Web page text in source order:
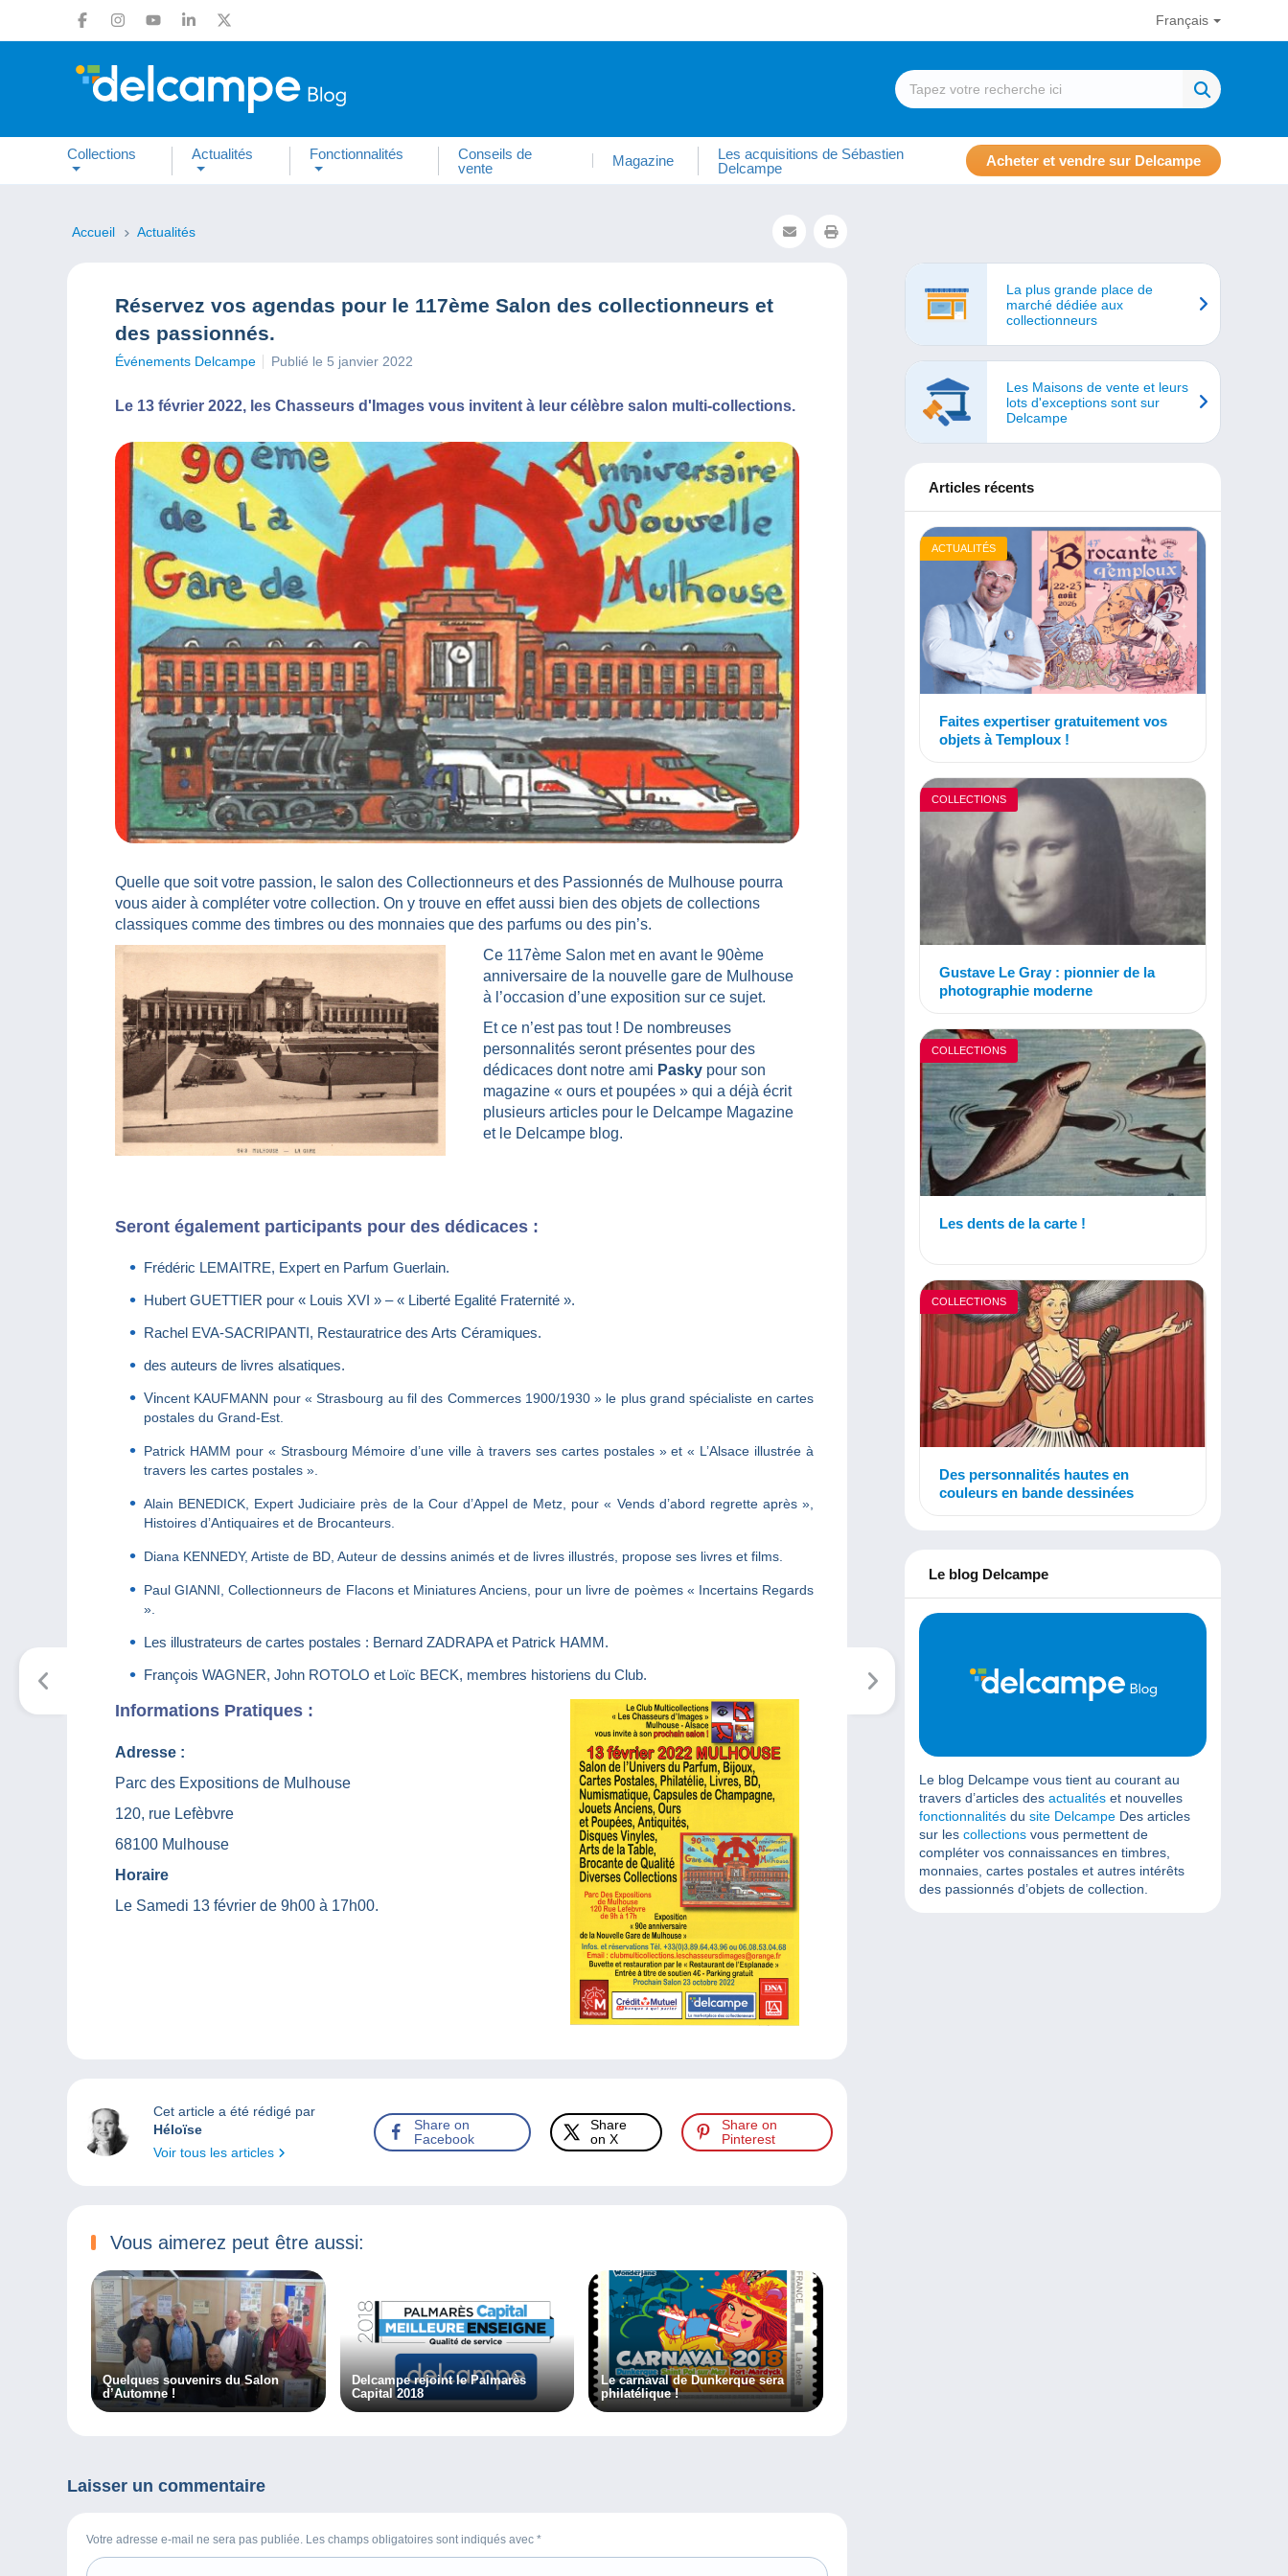
Français
Collections Actualités Fonctionnalités
Conseils de
vente
Magazine
Les acquisitions de Sébastien
Delcampe
Acheter et vendre sur Delcampe
Accueil Actualités
Réservez vos agendas pour le 117ème Salon des collectionneurs et
des passionnés.
Événements Delcampe Publié le 5 janvier 2022
Le 13 février 2022, les Chasseurs d'Images vous invitent à leur célèbre salon multi-collections.
Quelle que soit votre passion, le salon des Collectionneurs et des Passionnés de Mulhouse pourra
vous aider à compléter votre collection. On y trouve en effet aussi bien des objets de collections
classiques comme des timbres ou des monnaies que des parfums ou des pin’s.
Ce 117ème Salon met en avant le 90ème
anniversaire de la nouvelle gare de Mulhouse
à l’occasion d’une exposition sur ce sujet.
Et ce n’est pas tout ! De nombreuses
personnalités seront présentes pour des
dédicaces dont notre ami Pasky pour son
magazine « ours et poupées » qui a déjà écrit
plusieurs articles pour le Delcampe Magazine
et le Delcampe blog.
Seront également participants pour des dédicaces :
Frédéric LEMAITRE, Expert en Parfum Guerlain.
Hubert GUETTIER pour « Louis XVI » – « Liberté Egalité Fraternité ».
Rachel EVA-SACRIPANTI, Restauratrice des Arts Céramiques.
des auteurs de livres alsatiques.
Vincent KAUFMANN pour « Strasbourg au fil des Commerces 1900/1930 » le plus grand spécialiste en cartes
postales du Grand-Est.
Patrick HAMM pour « Strasbourg Mémoire d’une ville à travers ses cartes postales » et « L’Alsace illustrée à
travers les cartes postales ».
Alain BENEDICK, Expert Judiciaire près de la Cour d’Appel de Metz, pour « Vends d’abord regrette après »,
Histoires d’Antiquaires et de Brocanteurs.
Diana KENNEDY, Artiste de BD, Auteur de dessins animés et de livres illustrés, propose ses livres et films.
Paul GIANNI, Collectionneurs de Flacons et Miniatures Anciens, pour un livre de poèmes « Incertains Regards
».
Les illustrateurs de cartes postales : Bernard ZADRAPA et Patrick HAMM.
François WAGNER, John ROTOLO et Loïc BECK, membres historiens du Club.
Informations Pratiques :
Adresse :
Parc des Expositions de Mulhouse
120, rue Lefèbvre
68100 Mulhouse
Horaire
Le Samedi 13 février de 9h00 à 17h00.
Cet article a été rédigé par
Héloïse
Voir tous les articles
Share on
Facebook
Share
on X
Share on
Pinterest
Vous aimerez peut être aussi:
Quelques souvenirs du Salon
d’Automne !
Delcampe rejoint le Palmarès
Capital 2018
Le carnaval de Dunkerque sera
philatélique !
Laisser un commentaire
Votre adresse e-mail ne sera pas publiée. Les champs obligatoires sont indiqués avec *
La plus grande place de
marché dédiée aux
collectionneurs
Les Maisons de vente et leurs
lots d'exceptions sont sur
Delcampe
Articles récents
ACTUALITÉS
Faites expertiser gratuitement vos
objets à Temploux !
COLLECTIONS
Gustave Le Gray : pionnier de la
photographie moderne
COLLECTIONS
Les dents de la carte !
COLLECTIONS
Des personnalités hautes en
couleurs en bande dessinées
Le blog Delcampe
Le blog Delcampe vous tient au courant au
travers d’articles des actualités et nouvelles
fonctionnalités du site Delcampe Des articles
sur les collections vous permettent de
compléter vos connaissances en timbres,
monnaies, cartes postales et autres intérêts
des passionnés d’objets de collection.